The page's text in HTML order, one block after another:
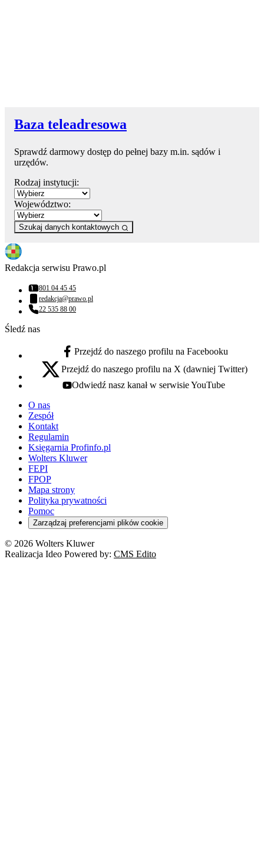
Baza teleadresowa
Sprawdź darmowy dostęp do pełnej bazy m.in. sądów i
urzędów.
Rodzaj instytucji:
Województwo:
Szukaj danych kontaktowych
Redakcja serwisu Prawo.pl
Numer telefonu:
801 04 45 45
Adres email:
redakcja@prawo.pl
Numer telefonu:
22 535 88 00
Śledź nas
facebook - otwiera się w nowej karcie
Przejdź do naszego profilu na Facebooku
x - otwiera się w nowej karcie
Przejdź do naszego profilu na X (dawniej Twitter)
youtube - otwiera się w nowej karcie
Odwiedź nasz kanał w serwisie YouTube
O nas
Zespół
Kontakt
Regulamin
Księgarnia Profinfo.pl
Wolters Kluwer
FEPI
FPOP
Mapa strony
Polityka prywatności
Pomoc
Zarządzaj preferencjami plików cookie
© 2026 Wolters Kluwer
Realizacja Ideo Powered by: CMS Edito